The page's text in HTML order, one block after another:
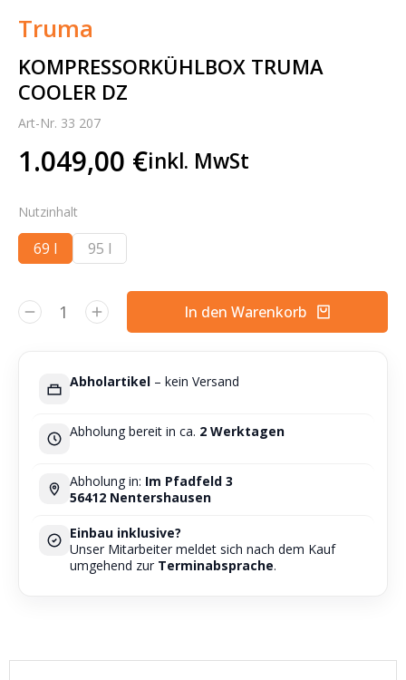
Truma
KOMPRESSORKÜHLBOX TRUMA
COOLER DZ
Art-Nr. 33 207
1.049,00 €inkl. MwSt
Nutzinhalt
69 l 95 l
In den Warenkorb
Abholartikel – kein Versand
Abholung bereit in ca. 2 Werktagen
Abholung in: Im Pfadfeld 3
56412 Nentershausen
Einbau inklusive?
Unser Mitarbeiter meldet sich nach dem Kauf
umgehend zur Terminabsprache.